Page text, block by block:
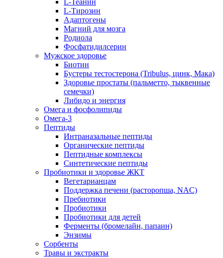
L-Теанин
L-Тирозин
Адаптогены
Магний для мозга
Родиола
Фосфатидилсерин
Мужское здоровье
Биотин
Бустеры тестостерона (Tribulus, цинк, Мака)
Здоровье простаты (пальметто, тыквенные
семечки)
Либидо и энергия
Омега и фосфолипиды
Омега-3
Пептиды
Интраназальные пептиды
Органические пептиды
Пептидные комплексы
Синтетические пептиды
Пробиотики и здоровье ЖКТ
Вегетарианцам
Поддержка печени (расторопша, NAC)
Пребиотики
Пробиотики
Пробиотики для детей
Ферменты (бромелайн, папаин)
Энзимы
Сорбенты
Травы и экстракты